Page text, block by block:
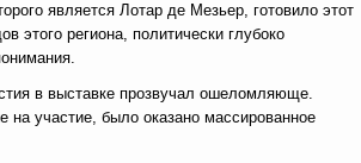
является Лотар де Мезьер, готовило этот
этого региона, политически глубоко
в выставке прозвучал ошеломляюще.
участие, было оказано массированное